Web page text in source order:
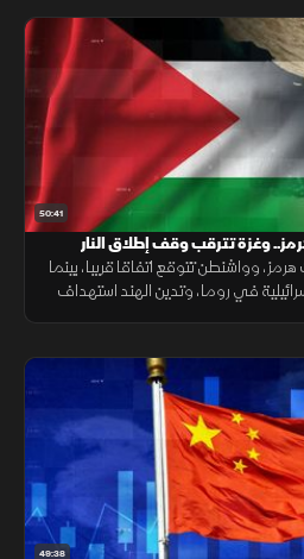
50:41
وغزة تترقب وقف إطلاق النار
وواشنطن تتوقع اتفاقا قريبا، بينما
في روما، وتدين الهند استهداف
49:38